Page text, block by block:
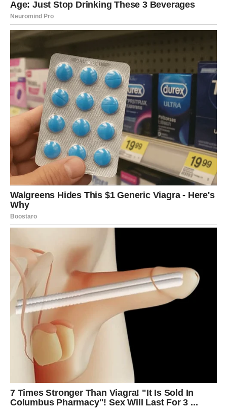
probave hrane i sagorijevanja kalorija. Ovaj termogenetski
učinak, koji podiže unutarnju temperaturu tijela, ubrzava
proces sagorijevanja masti, što je idealno za one koji žele
izgubiti kilograme.
Postoje različiti načini kako se kurkuma može uvesti u
svakodnevnu prehranu. Najjednostavniji je dodavanje kurkume
kao začina u jela. Primjerice, može se kombinirati s rižom,
povrćem, mahunarkama ili mesom. Jelena preferira
konzumiranje kurkume kroz čaj koji redovito priprema i pije.
Ovaj napitak ne samo da pomaže kod mršavljenja, već
također poboljšava probavu i jača imunitet.
Recept za čaj od kurkume koji Jelena preporučuje uključuje
nekoliko jednostavnih sastojaka:
Sastojci:
2 velike žlice domaćeg meda
3 šalice vode
Priprema:
U posudu ulijte vodu i zagrijte je dok ne prokuha.
Dodajte kurkumu i ostavite da voda kuha dok se ne smanji
na otprilike dvije šalice tekućine.
Nakon kuhanja, procijedite tekućinu i dodajte med. Po želji,
možete dodati i malo mlijeka za bolji okus.